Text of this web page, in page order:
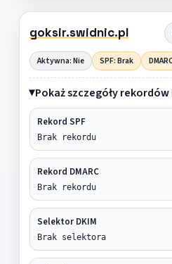
goksir.swidnic.pl
Aktywna: Nie SPF: Brak
Pokaż szczegóły rekordów
Rekord SPF
Brak rekordu
Rekord DMARC
Brak rekordu
Selektor DKIM
Brak selektora